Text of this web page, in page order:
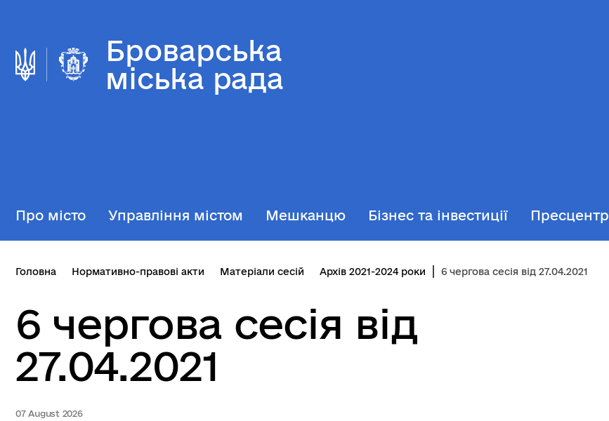
Броварська
міська рада
Про місто Управління містом Мешканцю Бізнес та інвестиції Пресцентр
Головна Нормативно-правові акти Матеріали сесій Архів 2021-2024 роки 6 чергова сесія від 27.04.2021
6 чергова сесія від
27.04.2021
07 August 2026